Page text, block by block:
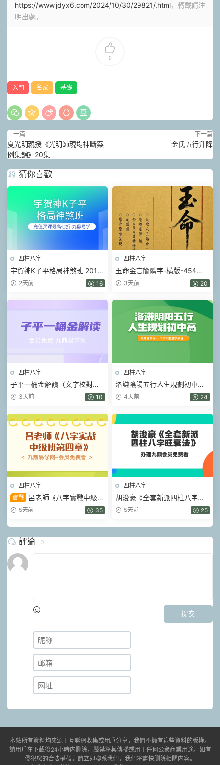
https://www.jdyx6.com/2024/10/30/29821/.html，轉載請注
明出處。
0
入門 名家 基礎
上一篇
夏光明親授《光明師現場神斷案
例集錦》20集
下一篇
金氏五行升降
猜你喜歡
四柱八字
宇賀神K子平格局神煞班 2017
年 .pdf 452頁
2天前 16
四柱八字
玉命金言簡體字-橫版-454
頁.pdf
3天前 20
四柱八字
子平一桶金解讀（文字校對整
理）.pdf 214頁
3天前 10
四柱八字
洛謙陰陽五行人生規劃初中高
階視頻3套
4天前 24
四柱八字
實戰
呂老師《八字實戰中級班
第四章》355集視頻
5天前 35
四柱八字
胡浚豪《全套新派四柱八字旺
衰法》19集視頻
5天前 25
評論 0
提交
本站所有資料均來源于互聯網收集或用戶分享，我們不擁有這些資料的版權。
請用戶在下載後24小時内删除，嚴禁将其傳播或用于任何公衆商業用途。如有
侵犯您的合法權益，請立即聯系我們，我們将盡快删除相關内容。